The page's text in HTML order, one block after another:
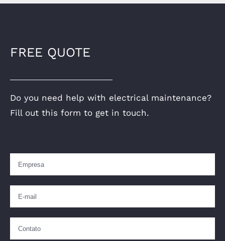
FREE QUOTE
Do you need help with electrical maintenance?
Fill out this form to get in touch.